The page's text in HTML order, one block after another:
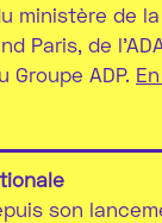
ministère de
Paris, de
Groupe ADP.
son